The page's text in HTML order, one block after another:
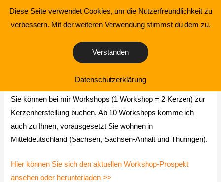
Kerzenmanufaktur
Sie können bei mir Workshops (1 Workshop = 2 Kerzen) zur
Kerzenherstellung buchen. Ab 10 Workshops komme ich
auch zu Ihnen, vorausgesetzt Sie wohnen in
Mitteldeutschland (Sachsen, Sachsen-Anhalt und Thüringen).
Hier können Sie sich den aktuellen Workshop-Prospekt
ansehen oder herunterladen >>
Diese Seite verwendet Cookies, um die Nutzerfreundlichkeit zu
verbessern. Mit der weiteren Verwendung stimmst du dem zu.
Verstanden
Datenschutzerklärung